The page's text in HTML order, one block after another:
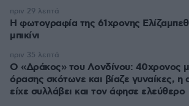
Η φωτογραφία της 61χρονης
μπικίνι
πριν 29 λεπτά
Ο «Δράκος» του Λονδίνου: 40χρονος
όρασης σκότωνε και βίαζε γυναίκες, η
είχε συλλάβει και τον άφησε ελεύθερο
πριν 35 λεπτά